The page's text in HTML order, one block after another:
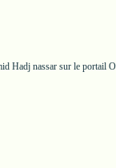
Hadj nassarsur le portail